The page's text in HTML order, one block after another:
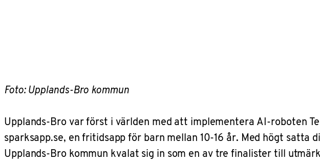
Foto: Upplands-Bro kommun
Upplands-Bro var först i världen med att implementera AI-roboten
sparksapp.se, en fritidsapp för barn mellan 10-16 år. Med högt satta
Upplands-Bro kommun kvalat sig in som en av tre finalister till